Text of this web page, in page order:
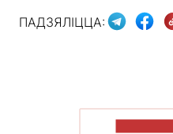
ПАДЗЯЛІЦЦА: